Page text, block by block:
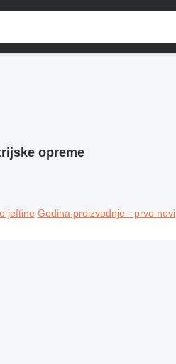
opreme
jeftine Godina proizvodnje - prvo novi